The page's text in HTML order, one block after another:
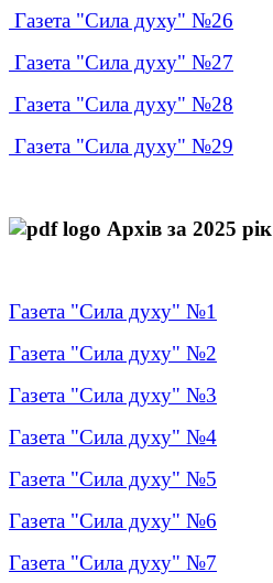
Газета "Сила духу" №26
Газета "Сила духу" №27
Газета "Сила духу" №28
Газета "Сила духу" №29
Архів за 2025 рік
Газета "Сила духу" №1
Газета "Сила духу" №2
Газета "Сила духу" №3
Газета "Сила духу" №4
Газета "Сила духу" №5
Газета "Сила духу" №6
Газета "Сила духу" №7